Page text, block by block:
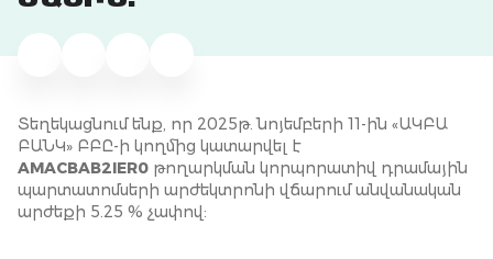
Տեղեկացնում ենք, որ 2025թ. նոյեմբերի 11-ին «ԱԿԲԱ
ԲԱՆԿ» ԲԲԸ-ի կողմից կատարվել է
AMACBAB2IER0 թողարկման կորպորատիվ դրամային
պարտատոմսերի արժեկտրոնի վճարում անվանական
արժեքի 5.25 % չափով: